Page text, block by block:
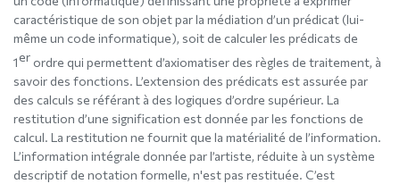
caractéristique de son objet par la médiation d’un prédicat (lui-
même un code informatique), soit de calculer les prédicats de
1er ordre qui permettent d’axiomatiser des règles de traitement, à
savoir des fonctions. L’extension des prédicats est assurée par
des calculs se référant à des logiques d’ordre supérieur. La
restitution d’une signification est donnée par les fonctions de
calcul. La restitution ne fournit que la matérialité de l’information.
L’information intégrale donnée par l’artiste, réduite à un système
descriptif de notation formelle, n'est pas restituée. C’est